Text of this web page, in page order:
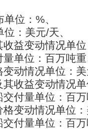
位：%、
：美元/天、
益变动情况单
单位：百万吨
动情况单位：
收益变动情况
付量单位：百
变动情况单位
付量单位：百